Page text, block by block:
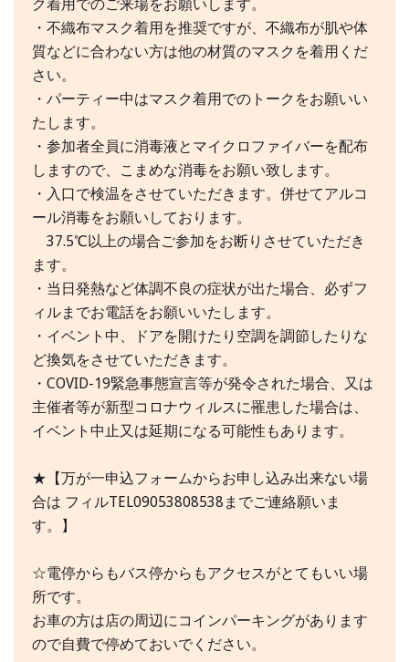
ク着用でのご来場をお願いします。
・不織布マスク着用を推奨ですが、不織布が肌や体
質などに合わない方は他の材質のマスクを着用くだ
さい。
・パーティー中はマスク着用でのトークをお願いい
たします。
・参加者全員に消毒液とマイクロファイバーを配布
しますので、こまめな消毒をお願い致します。
・入口で検温をさせていただきます。併せてアルコ
ール消毒をお願いしております。
37.5℃以上の場合ご参加をお断りさせていただき
ます。
・当日発熱など体調不良の症状が出た場合、必ずフ
ィルまでお電話をお願いいたします。
・イベント中、ドアを開けたり空調を調節したりな
ど換気をさせていただきます。
・COVID-19緊急事態宣言等が発令された場合、又は
主催者等が新型コロナウィルスに罹患した場合は、
イベント中止又は延期になる可能性もあります。
★【万が一申込フォームからお申し込み出来ない場
合は フィルTEL09053808538までご連絡願いま
す。】
☆電停からもバス停からもアクセスがとてもいい場
所です。
お車の方は店の周辺にコインパーキングがあります
ので自費で停めておいでください。